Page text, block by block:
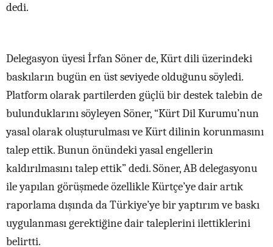
dedi.
Delegasyon üyesi İrfan Söner de, Kürt dili üzerindeki
baskıların bugün en üst seviyede olduğunu söyledi.
Platform olarak partilerden güçlü bir destek talebin de
bulunduklarını söyleyen Söner, “Kürt Dil Kurumu’nun
yasal olarak oluşturulması ve Kürt dilinin korunmasını
talep ettik. Bunun önündeki yasal engellerin
kaldırılmasını talep ettik” dedi. Söner, AB delegasyonu
ile yapılan görüşmede özellikle Kürtçe’ye dair artık
raporlama dışında da Türkiye’ye bir yaptırım ve baskı
uygulanması gerektiğine dair taleplerini ilettiklerini
belirtti.